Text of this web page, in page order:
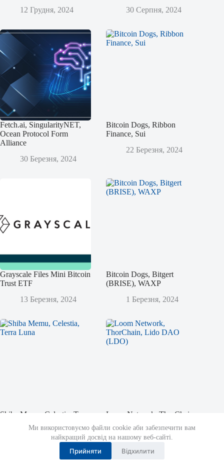
Ми використовуємо файли cookie аби забезпечити вам
найкращий досвід на нашому веб-сайті.
Прийняти Відхилити
12 Грудня, 2024
30 Серпня, 2024
Fetch.ai, SingularityNET,
Ocean Protocol Form
Alliance
30 Березня, 2024
Bitcoin Dogs, Ribbon
Finance, Sui
22 Березня, 2024
Grayscale Files Mini Bitcoin
Trust ETF
13 Березня, 2024
Bitcoin Dogs, Bitgert
(BRISE), WAXP
1 Березня, 2024
Shiba Memu, Celestia, Terra
12 Листопада, 2023
Loom Network, ThorChain,
Lido DAO (LDO)
14 Жовтня, 2023